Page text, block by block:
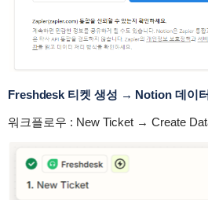
Freshdesk 티켓 생성 → Notion 데이
워크플로우 : New Ticket → Create